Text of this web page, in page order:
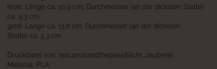
klein: Länge ca. 10,9 cm, Durchmesser (an der dicksten Stelle)
ca. 4,3 cm
groß: Länge ca. 13,6 cm, Durchmesser (an der dicksten
Stelle) ca. 5,3 cm
Druckdatei von: mscarrotandthepeas&licht_zauberei
Material: PLA